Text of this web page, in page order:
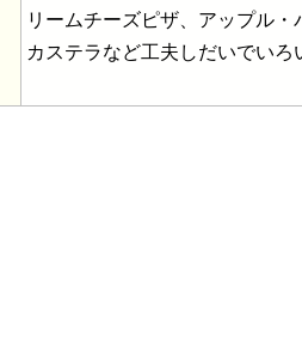
リームチーズピザ、アップル
カステラなど工夫しだいでいろ